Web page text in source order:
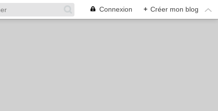
Connexion + Créer mon blog